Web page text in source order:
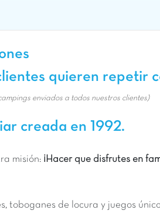
quieren repetir
enviados a todos nuestros clientes)
creada en 1992.
misión: ¡Hacer que disfrutes en
toboganes de locura y juegos